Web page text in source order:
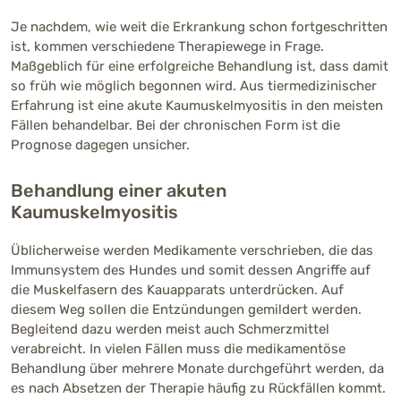
Je nachdem, wie weit die Erkrankung schon fortgeschritten
ist, kommen verschiedene Therapiewege in Frage.
Maßgeblich für eine erfolgreiche Behandlung ist, dass damit
so früh wie möglich begonnen wird. Aus tiermedizinischer
Erfahrung ist eine akute Kaumuskelmyositis in den meisten
Fällen behandelbar. Bei der chronischen Form ist die
Prognose dagegen unsicher.
Behandlung einer akuten
Kaumuskelmyositis
Üblicherweise werden Medikamente verschrieben, die das
Immunsystem des Hundes und somit dessen Angriffe auf
die Muskelfasern des Kauapparats unterdrücken. Auf
diesem Weg sollen die Entzündungen gemildert werden.
Begleitend dazu werden meist auch Schmerzmittel
verabreicht. In vielen Fällen muss die medikamentöse
Behandlung über mehrere Monate durchgeführt werden, da
es nach Absetzen der Therapie häufig zu Rückfällen kommt.